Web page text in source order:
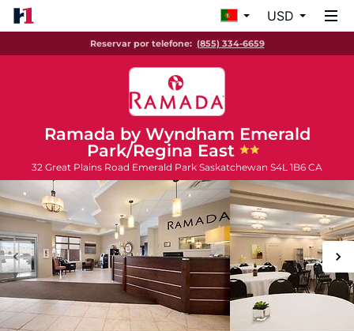
USD
Reservar por telefone: (855) 334-6659
Ramada by Wyndham Emerald
Park/Regina East
32 Great Plains Road Emerald Park Saskatchewan S4L 1B6 CA